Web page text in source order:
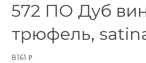
572 ПО Дуб
трюфель,
8161 Р